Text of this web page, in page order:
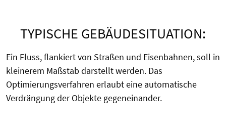
TYPISCHE GEBÄUDESITUATION:
Ein Fluss, flankiert von Straßen und Eisenbahnen, soll in
kleinerem Maßstab darstellt werden. Das
Optimierungsverfahren erlaubt eine automatische
Verdrängung der Objekte gegeneinander.